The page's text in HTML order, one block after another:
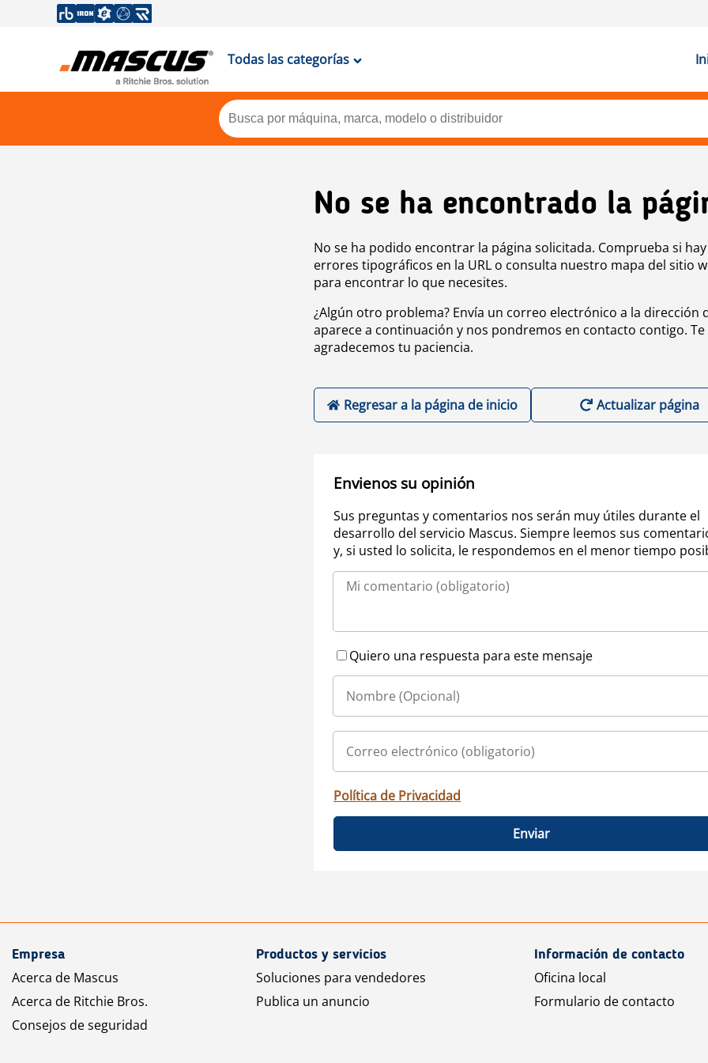
Todas las categorías
No se ha encontrado la
No se ha podido encontrar la página solicitada. Comprueba si hay
errores tipográficos en la URL o consulta nuestro mapa del sitio
para encontrar lo que necesites.
¿Algún otro problema? Envía un correo electrónico a la dirección
aparece a continuación y nos pondremos en contacto contigo. Te
agradecemos tu paciencia.
Regresar a la página de inicio Actualizar página
Envienos su opinión
Sus preguntas y comentarios nos serán muy útiles durante el
desarrollo del servicio Mascus. Siempre leemos sus
y, si usted lo solicita, le respondemos en el menor tiempo
Quiero una respuesta para este mensaje
Política de Privacidad
Enviar
Empresa
Acerca de Mascus
Acerca de Ritchie Bros.
Consejos de seguridad
Productos y servicios
Soluciones para vendedores
Publica un anuncio
Información de contacto
Oficina local
Formulario de contacto